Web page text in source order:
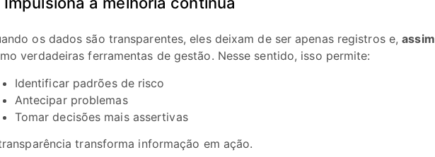
os dados são transparentes, eles deixam de ser apenas registros e,assim
verdadeiras ferramentas de gestão. Nesse sentido, isso permite:
Identificar padrões de risco
Antecipar problemas
Tomar decisões mais assertivas
transforma informação em ação.